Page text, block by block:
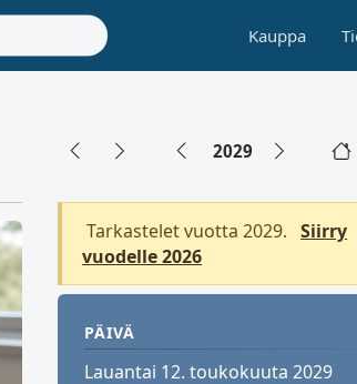
Kauppa
2029
Tarkastelet vuotta 2029. Siirry
vuodelle 2026
PÄIVÄ
Lauantai 12. toukokuuta 2029